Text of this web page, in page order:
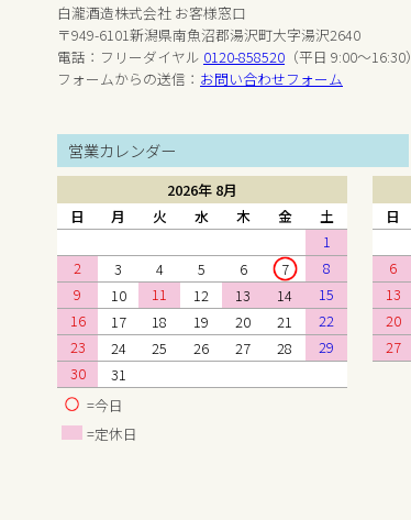
白瀧酒造株式会社 お客様窓口
〒949-6101新潟県南魚沼郡湯沢町大字湯沢2640
電話：フリーダイヤル 0120-858520 （平日 9:00～16:30）
フォームからの送信： お問い合わせフォーム
営業カレンダー
2026年 8月
日
月 火 水 木 金
土
1
2
3 4 5 6 7
8
9
10 11 12 13 14
15
16
17 18 19 20 21
22
23
24 25 26 27 28
29
30
31
日
6
13
20
27
=今日
=定休日